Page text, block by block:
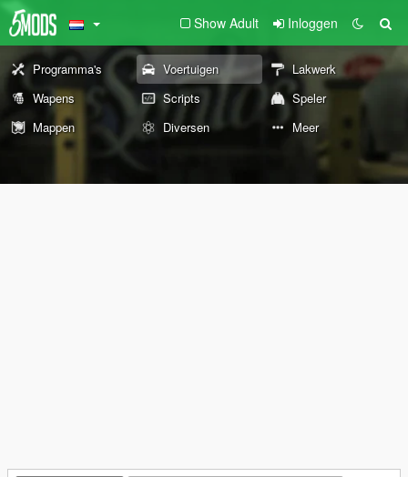
Show Adult Inloggen
Programma's Voertuigen
Lakwerk
Wapens
Scripts
Speler
Mappen
Diversen Meer